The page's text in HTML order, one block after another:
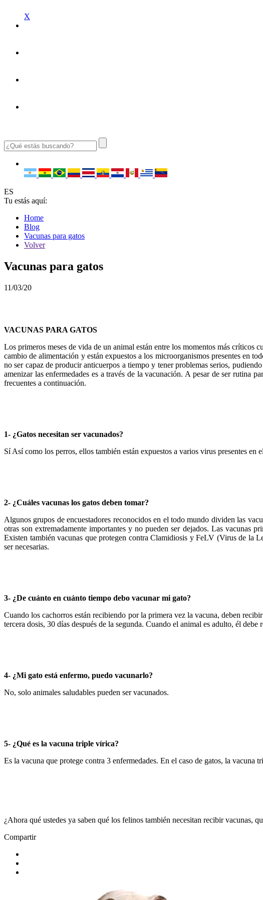
X
ES
Tu estás aquí:
Home
Blog
Vacunas para gatos
Volver
Vacunas para gatos
11/03/20
VACUNAS PARA GATOS
Los primeros meses de vida de un animal están entre los momentos más críticos
cambio de alimentación y están expuestos a los microorganismos presentes en
no ser capaz de producir anticuerpos a tiempo y tener problemas serios,
amenizar las enfermedades es a través de la vacunación. A pesar de ser rutina
frecuentes a continuación.
1- ¿Gatos necesitan ser vacunados?
Sí Así como los perros, ellos también están expuestos a varios virus presentes
2- ¿Cuáles vacunas los gatos deben tomar?
Algunos grupos de encuestadores reconocidos en el todo mundo dividen las
otras son extremadamente importantes y no pueden ser dejados. Las vacunas
Existen también vacunas que protegen contra Clamidiosis y FeLV (Virus de la
ser necesarias.
3- ¿De cuánto en cuánto tiempo debo vacunar mi gato?
Cuando los cachorros están recibiendo por la primera vez la vacuna, deben
tercera dosis, 30 días después de la segunda. Cuando el animal es adulto, él
4- ¿Mi gato está enfermo, puedo vacunarlo?
No, solo animales saludables pueden ser vacunados.
5- ¿Qué es la vacuna triple vírica?
Es la vacuna que protege contra 3 enfermedades. En el caso de gatos, la
¿Ahora qué ustedes ya saben qué los felinos también necesitan recibir vacunas,
Compartir